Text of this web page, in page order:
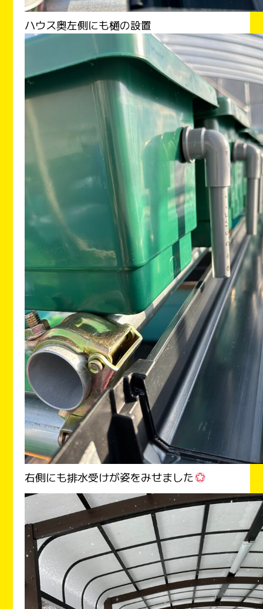
ハウス奥左側にも樋の設置
右側にも排水受けが姿をみせました